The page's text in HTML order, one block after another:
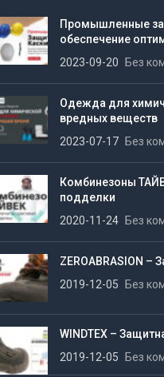
Промышленные
обеспечение
2023-09-20
Без
Одежда для
вредных веществ
2023-07-17
Без
Комбинезоны
подделки
2020-11-24
Без
ZEROABRASION –
2019-12-05
Без
WINDTEX –
2019-12-05
Без